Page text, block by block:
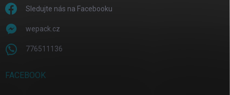
Sledujte nás na Facebooku
wepack.cz
776511136
FACEBOOK